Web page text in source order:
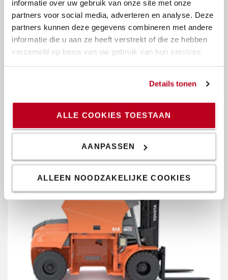
informatie over uw gebruik van onze site met onze
partners voor social media, adverteren en analyse. Deze
partners kunnen deze gegevens combineren met andere
informatie die u aan ze heeft verstrekt of die ze hebben
verzameld op basis van uw gebruik van hun services.
Details tonen
ALLE COOKIES TOESTAAN
AANPASSEN
ALLEEN NOODZAKELIJKE COOKIES
bestuurder een uitstekend zicht op de lading en de